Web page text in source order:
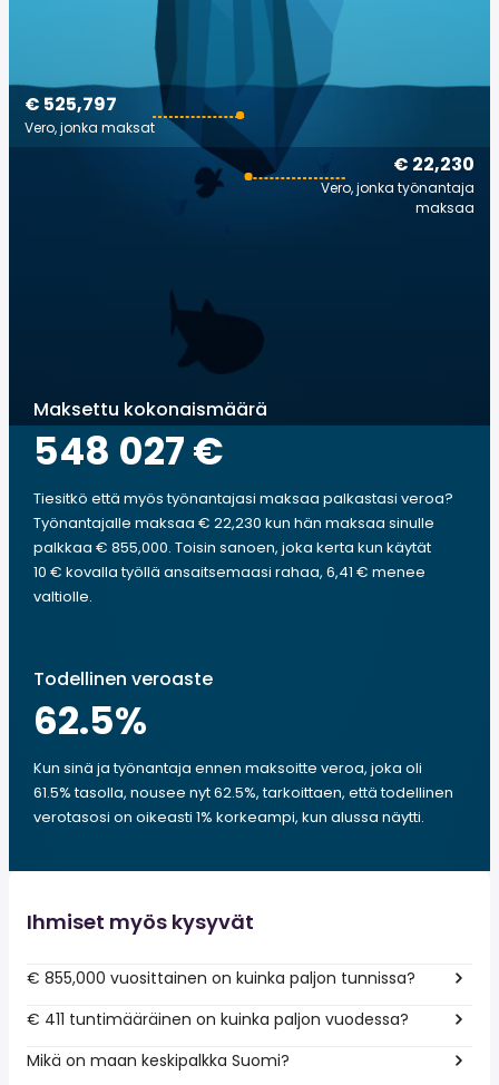
€ 22,230
Vero, jonka työnantaja
maksaa
€ 525,797
Vero, jonka maksat
Maksettu kokonaismäärä
548 027 €
Tiesitkö että myös työnantajasi maksaa palkastasi veroa?
Työnantajalle maksaa € 22,230 kun hän maksaa sinulle
palkkaa € 855,000. Toisin sanoen, joka kerta kun käytät
10 € kovalla työllä ansaitsemaasi rahaa, 6,41 € menee
valtiolle.
Todellinen veroaste
62.5%
Kun sinä ja työnantaja ennen maksoitte veroa, joka oli
61.5% tasolla, nousee nyt 62.5%, tarkoittaen, että todellinen
verotasosi on oikeasti 1% korkeampi, kun alussa näytti.
Ihmiset myös kysyvät
€ 855,000 vuosittainen on kuinka paljon tunnissa?
€ 411 tuntimääräinen on kuinka paljon vuodessa?
Mikä on maan keskipalkka Suomi?